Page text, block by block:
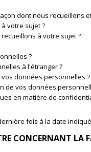
dont nous recueillons
votre sujet ?
à votre sujet ?
?
à l'étranger ?
données personnelles ?
de vos données
en matière de
fois à la date
CONCERNANT